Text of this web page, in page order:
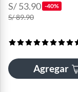
S/ 53.90 -40%
S/ 89.90
Agregar